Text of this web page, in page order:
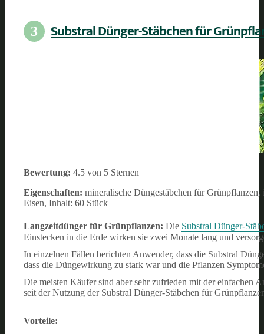
3 Substral Dünger-Stäbchen für
Bewertung: 4.5 von 5 Sternen
Eigenschaften: mineralische Düngestäbchen für
Eisen, Inhalt: 60 Stück
Langzeitdünger für Grünpflanzen: Die Substral Dünger-
Einstecken in die Erde wirken sie zwei Monate lang und
In einzelnen Fällen berichten Anwender, dass die Substral
dass die Düngewirkung zu stark war und die Pflanzen
Die meisten Käufer sind aber sehr zufrieden mit der einfachen
seit der Nutzung der Substral Dünger-Stäbchen für
Vorteile: